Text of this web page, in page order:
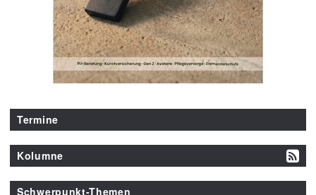
Termine
Kolumne
Schwerpunkt-Themen